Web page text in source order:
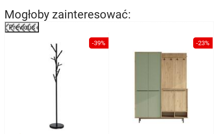
Mogłoby zainteresować:
Previous
-39% -23%